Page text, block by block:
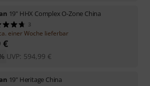
19" HHX Complex O-Zone China
3
einer Woche lieferbar
€
UVP: 594,99 €
19" Heritage China